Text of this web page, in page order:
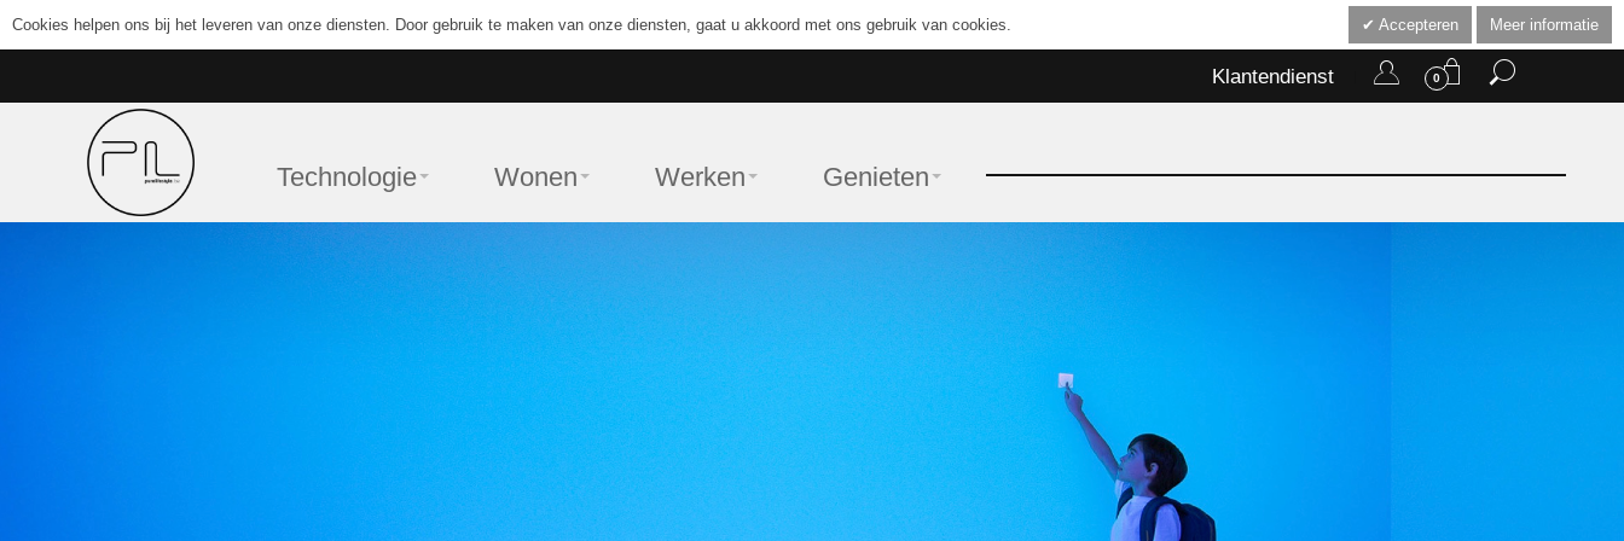
Cookies helpen ons bij het leveren van onze diensten. Door gebruik te maken van onze diensten, gaat u akkoord met ons gebruik van cookies. Accepteren Meer informatie
0
Klantendienst
Technologie Wonen Werken Genieten